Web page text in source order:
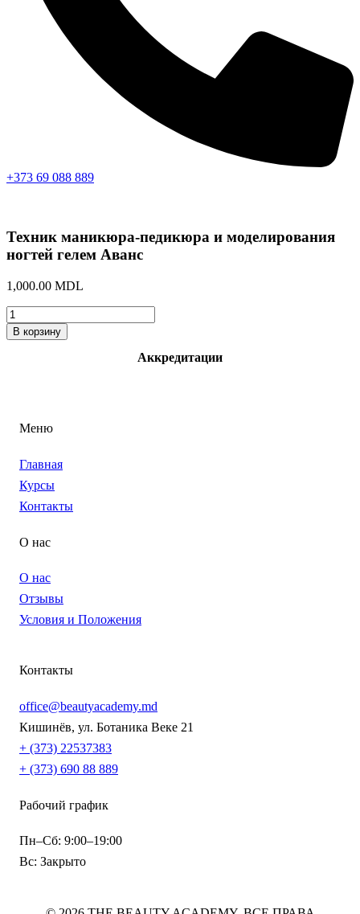
+373 69 088 889
Техник маникюра-педикюра и моделирования
ногтей гелем Аванс
1,000.00 MDL
Количество
товара
Техник
гелем
В корзину
Аккредитации
Меню
Главная
Курсы
Контакты
О нас
О нас
Отзывы
Условия и Положения
Контакты
office@beautyacademy.md
Кишинёв, ул. Ботаника Веке 21
+ (373) 22537383
+ (373) 690 88 889
Рабочий график
Пн–Сб: 9:00–19:00
Вс: Закрыто